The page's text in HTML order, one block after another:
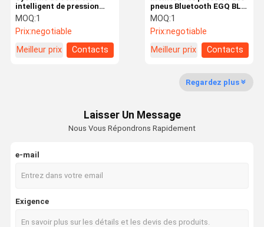
Maison Des Produits
pneus Bluetooth EGQ BLE
4.0 2.4Ghzcar
MOQ:1
Prix:negotiable
Meilleur prix
Contacts
intelligent de pression
des pneus de voiture de 6
rouleurs
MOQ:1
Prix:negotiable
Meilleur prix
Contacts
Regardez plus
Laisser Un Message
Nous Vous Répondrons Rapidement
e-mail
Exigence